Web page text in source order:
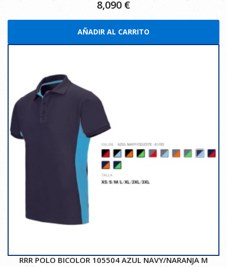
8,090€
AÑADIR AL CARRITO
RRR POLO BICOLOR 105504 AZUL NAVY/NARANJA M